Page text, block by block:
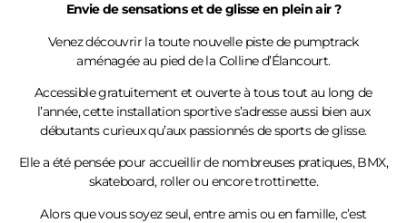
Envie de sensations et de glisse en plein air ?
Venez découvrir la toute nouvelle piste de pumptrack
aménagée au pied de la Collined’Élancourt.
Accessible gratuitement et ouverte à tous tout au long de
l’année, cette installation sportive s’adresse aussi bien aux
débutants curieux qu’aux passionnés de sports de glisse.
Elle a été pensée pour accueillir de nombreuses pratiques, BMX,
skateboard, roller ou encore trottinette.
Alors que vous soyez seul, entre amis ou en famille, c’est